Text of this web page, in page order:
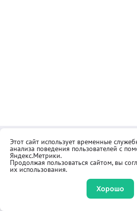
Контакты
Как купить
Общественная
Реквизиты
Оферта
Правила
Этот сайт использует временные
анализа поведения пользователей с
Яндекс.Метрики.
Продолжая пользоваться сайтом, вы
их использования.
Хорошо